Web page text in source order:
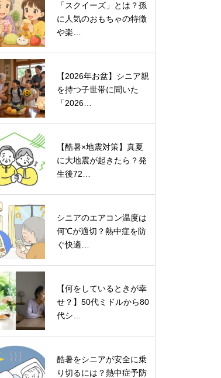
「スクイーズ」とは？孫
に人気のおもちゃの特徴
や楽…
【2026年お盆】シニア親
を持つ子世帯に聞いた
「2026…
【酷暑×地震対策】真夏
に大地震が起きたら？発
生後72…
シニアのエアコン温度は
何℃が適切？熱中症を防
ぐ快適…
【何をしているときが幸
せ？】50代ミドルから80
代シ…
酷暑をシニアが安全に乗
り切るには？熱中症予防